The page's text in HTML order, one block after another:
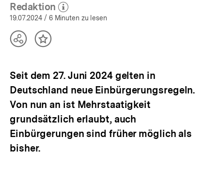
Redaktion
(Mehr zum Autor)
öffnen
19.07.2024 / 6 Minuten zu lesen
TeilenInhalt
Seit dem 27. Juni 2024 gelten in
Deutschland neue Einbürgerungsregeln.
Von nun an ist Mehrstaatigkeit
grundsätzlich erlaubt, auch
Einbürgerungen sind früher möglich als
bisher.